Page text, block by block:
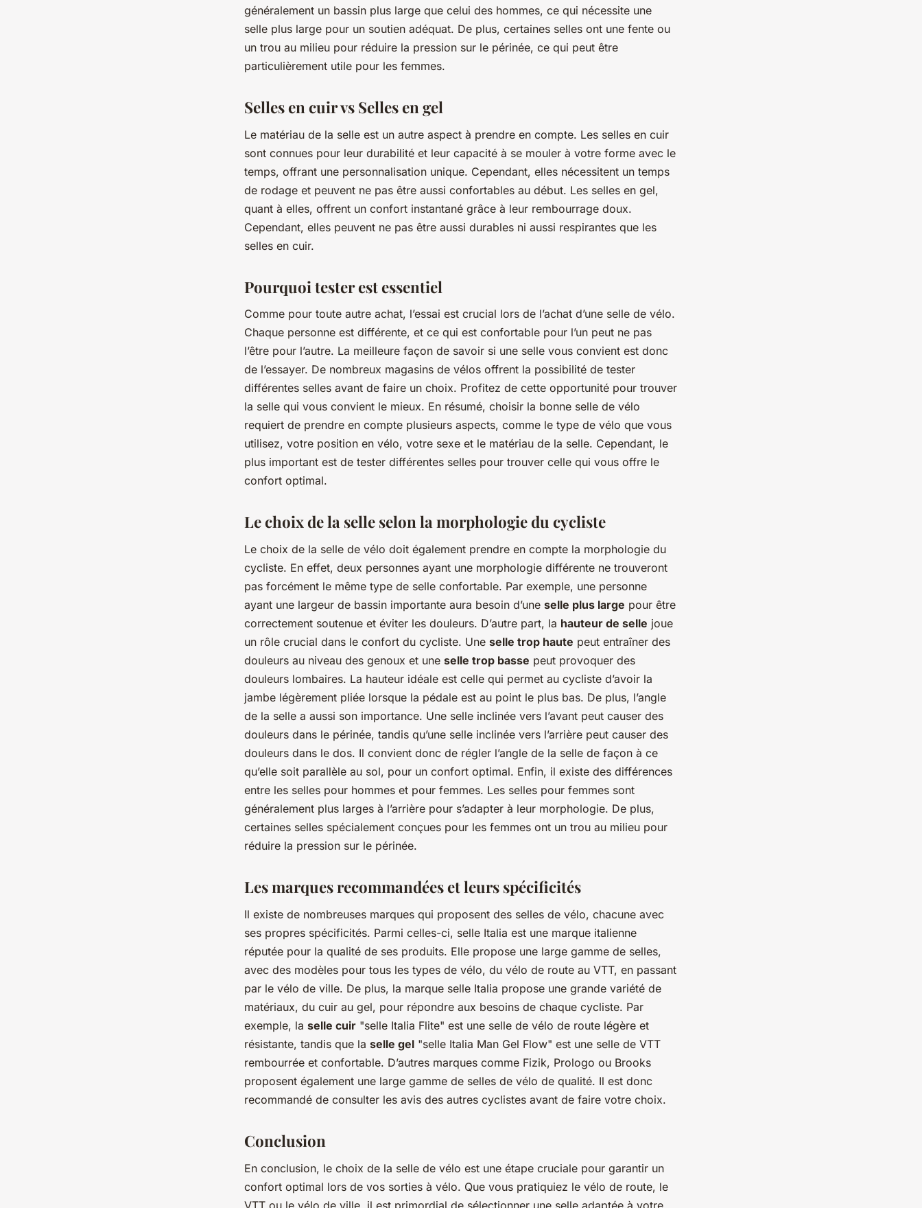
généralement un bassin plus large que celui des hommes, ce qui nécessite une
selle plus large pour un soutien adéquat. De plus, certaines selles ont une fente ou
un trou au milieu pour réduire la pression sur le périnée, ce qui peut être
particulièrement utile pour les femmes.
Selles en cuir vs Selles en gel
Le matériau de la selle est un autre aspect à prendre en compte. Les selles en cuir
sont connues pour leur durabilité et leur capacité à se mouler à votre forme avec le
temps, offrant une personnalisation unique. Cependant, elles nécessitent un temps
de rodage et peuvent ne pas être aussi confortables au début. Les selles en gel,
quant à elles, offrent un confort instantané grâce à leur rembourrage doux.
Cependant, elles peuvent ne pas être aussi durables ni aussi respirantes que les
selles en cuir.
Pourquoi tester est essentiel
Comme pour toute autre achat, l’essai est crucial lors de l’achat d’une selle de vélo.
Chaque personne est différente, et ce qui est confortable pour l’un peut ne pas
l’être pour l’autre. La meilleure façon de savoir si une selle vous convient est donc
de l’essayer. De nombreux magasins de vélos offrent la possibilité de tester
différentes selles avant de faire un choix. Profitez de cette opportunité pour trouver
la selle qui vous convient le mieux. En résumé, choisir la bonne selle de vélo
requiert de prendre en compte plusieurs aspects, comme le type de vélo que vous
utilisez, votre position en vélo, votre sexe et le matériau de la selle. Cependant, le
plus important est de tester différentes selles pour trouver celle qui vous offre le
confort optimal.
Le choix de la selle selon la morphologie du cycliste
Le choix de la selle de vélo doit également prendre en compte la morphologie du
cycliste. En effet, deux personnes ayant une morphologie différente ne trouveront
pas forcément le même type de selle confortable. Par exemple, une personne
ayant une largeur de bassin importante aura besoin d’une selle plus large pour être
correctement soutenue et éviter les douleurs. D’autre part, la hauteur de selle joue
un rôle crucial dans le confort du cycliste. Une selle trop haute peut entraîner des
douleurs au niveau des genoux et une selle trop basse peut provoquer des
douleurs lombaires. La hauteur idéale est celle qui permet au cycliste d’avoir la
jambe légèrement pliée lorsque la pédale est au point le plus bas. De plus, l’angle
de la selle a aussi son importance. Une selle inclinée vers l’avant peut causer des
douleurs dans le périnée, tandis qu’une selle inclinée vers l’arrière peut causer des
douleurs dans le dos. Il convient donc de régler l’angle de la selle de façon à ce
qu’elle soit parallèle au sol, pour un confort optimal. Enfin, il existe des différences
entre les selles pour hommes et pour femmes. Les selles pour femmes sont
généralement plus larges à l’arrière pour s’adapter à leur morphologie. De plus,
certaines selles spécialement conçues pour les femmes ont un trou au milieu pour
réduire la pression sur le périnée.
Les marques recommandées et leurs spécificités
Il existe de nombreuses marques qui proposent des selles de vélo, chacune avec
ses propres spécificités. Parmi celles-ci, selle Italia est une marque italienne
réputée pour la qualité de ses produits. Elle propose une large gamme de selles,
avec des modèles pour tous les types de vélo, du vélo de route au VTT, en passant
par le vélo de ville. De plus, la marque selle Italia propose une grande variété de
matériaux, du cuir au gel, pour répondre aux besoins de chaque cycliste. Par
exemple, la selle cuir "selle Italia Flite" est une selle de vélo de route légère et
résistante, tandis que la selle gel "selle Italia Man Gel Flow" est une selle de VTT
rembourrée et confortable. D’autres marques comme Fizik, Prologo ou Brooks
proposent également une large gamme de selles de vélo de qualité. Il est donc
recommandé de consulter les avis des autres cyclistes avant de faire votre choix.
Conclusion
En conclusion, le choix de la selle de vélo est une étape cruciale pour garantir un
confort optimal lors de vos sorties à vélo. Que vous pratiquiez le vélo de route, le
VTT ou le vélo de ville, il est primordial de sélectionner une selle adaptée à votre